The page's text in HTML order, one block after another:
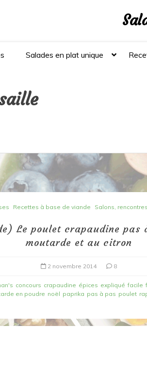
Salades en plat unique
Recettes à base de viande Salons,
Le poulet crapaudine
moutarde et au citron
2 novembre 2014 8
concours crapaudine épices expliqué facile
en poudre noël paprika pas à pas poulet